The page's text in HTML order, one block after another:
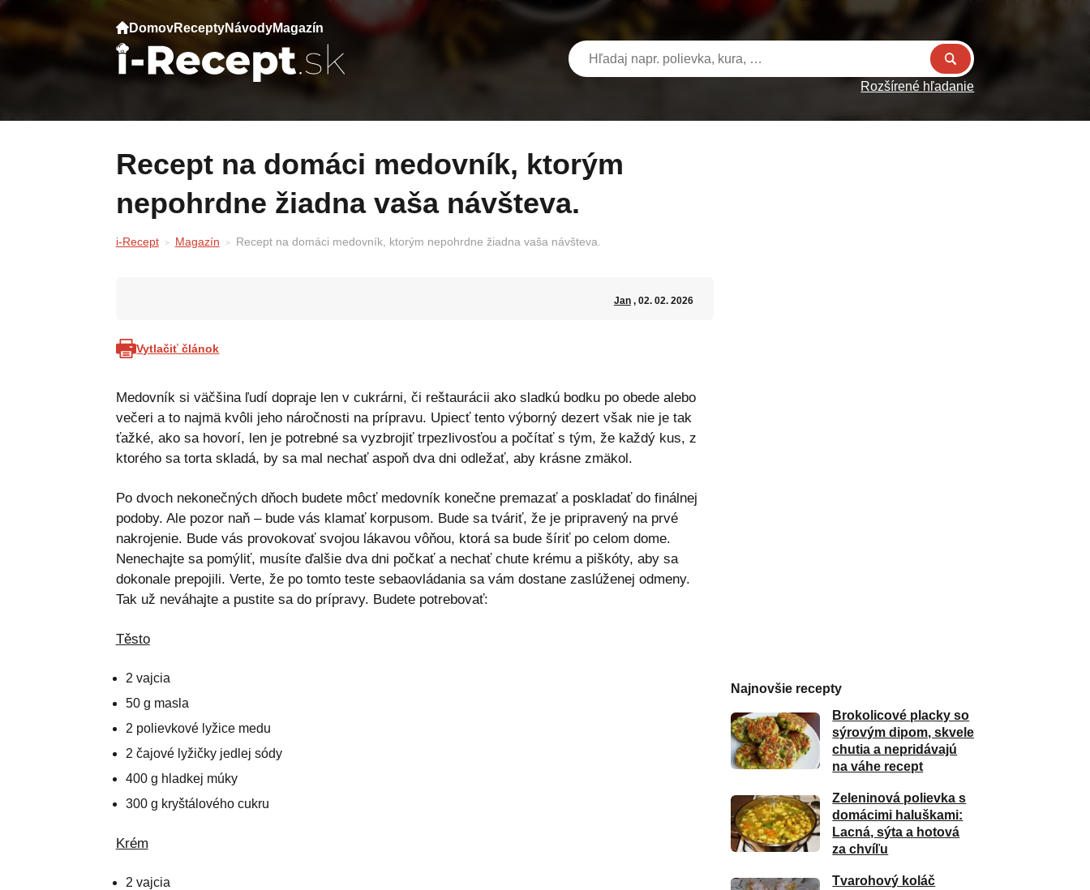
DomovReceptyNávodyMagazín
Rozšírené hľadanie
Recept na domáci medovník, ktorým
nepohrdne žiadna vaša návšteva.
i-Recept Magazín Recept na domáci medovník, ktorým nepohrdne žiadna vaša návšteva.
Jan, 02. 02. 2026
Vytlačiť článok
Medovník si väčšina ľudí dopraje len v cukrárni, či reštaurácii ako sladkú bodku po obede alebo
večeri a to najmä kvôli jeho náročnosti na prípravu. Upiecť tento výborný dezert však nie je tak
ťažké, ako sa hovorí, len je potrebné sa vyzbrojiť trpezlivosťou a počítať s tým, že každý kus, z
ktorého sa torta skladá, by sa mal nechať aspoň dva dni odležať, aby krásne zmäkol.
Po dvoch nekonečných dňoch budete môcť medovník konečne premazať a poskladať do finálnej
podoby. Ale pozor naň – bude vás klamať korpusom. Bude sa tváriť, že je pripravený na prvé
nakrojenie. Bude vás provokovať svojou lákavou vôňou, ktorá sa bude šíriť po celom dome.
Nenechajte sa pomýliť, musíte ďalšie dva dni počkať a nechať chute krému a piškóty, aby sa
dokonale prepojili. Verte, že po tomto teste sebaovládania sa vám dostane zaslúženej odmeny.
Tak už neváhajte a pustite sa do prípravy. Budete potrebovať:
Těsto
2 vajcia
50 g masla
2 polievkové lyžice medu
2 čajové lyžičky jedlej sódy
400 g hladkej múky
300 g kryštálového cukru
Krém
2 vajcia
Najnovšie recepty
Brokolicové placky so
sýrovým dipom, skvele
chutia a nepridávajú
na váhe recept
Zeleninová polievka s
domácimi haluškami:
Lacná, sýta a hotová
za chvíľu
Tvarohový koláč